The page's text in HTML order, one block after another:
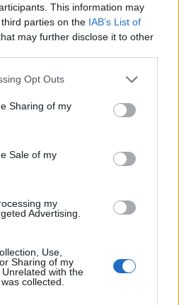
This information may
parties on the IAB’s List of
may further disclose it to other
app uses one or more Google
behaviour. You may click to
and its third-party tags to
purposes in below Google
Opt Outs
Sharing of my
Sale of my
my
Advertising.
Use,
Sharing of my
with the
collected.
διαφήμιση Spider-Man στις